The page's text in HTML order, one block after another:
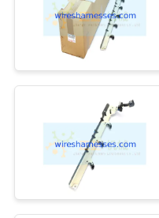
理
に
ショベ
ドバルブ